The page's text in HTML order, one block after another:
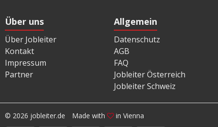
Über uns
Über Jobleiter
Kontakt
Impressum
Partner
Allgemein
Datenschutz
AGB
FAQ
Jobleiter Österreich
Jobleiter Schweiz
© 2026 jobleiter.de Made with in Vienna